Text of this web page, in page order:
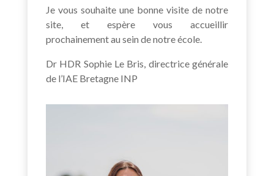
Je vous souhaite une bonne visite de notre
site, et espère vous accueillir
prochainement au sein de notre école.
Dr HDR Sophie Le Bris, directrice générale
de l’IAE Bretagne INP